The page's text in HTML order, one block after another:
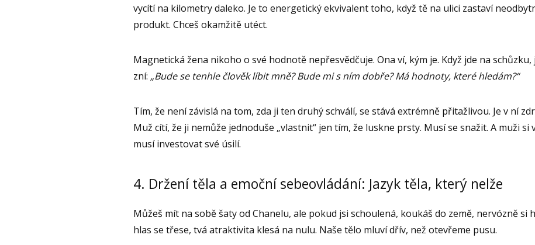
vycítí na kilometry daleko. Je to energetický ekvivalent toho, když tě na ulici zastaví
produkt. Chceš okamžitě utéct.
Magnetická žena nikoho o své hodnotě nepřesvědčuje. Ona ví, kým je. Když jde na
zní: „Bude se tenhle člověk líbit mně? Bude mi s ním dobře? Má hodnoty, které hledám?“
Tím, že není závislá na tom, zda ji ten druhý schválí, se stává extrémně přitažlivou. Je v ní
Muž cítí, že ji nemůže jednoduše „vlastnit“ jen tím, že luskne prsty. Musí se snažit. A muži si
musí investovat své úsilí.
4. Držení těla a emoční sebeovládání: Jazyk těla, který nelže
Můžeš mít na sobě šaty od Chanelu, ale pokud jsi schoulená, koukáš do země, nervózně si
hlas se třese, tvá atraktivita klesá na nulu. Naše tělo mluví dřív, než otevřeme pusu.